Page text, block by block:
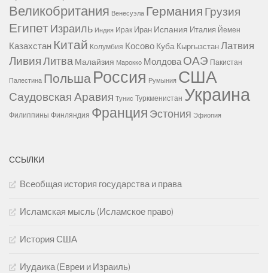
Великобритания Венесуэла Германия Грузия
ЕгипетИзраиль Индия Ирак Иран Испания Италия Йемен
Казахстан Китай Колумбия Косово Куба Кыргызстан Латвия
ЛивияЛитва Малайзия Марокко Молдова ОАЭ Пакистан
Палестина Польша Россия Румыния США
Саудовская Аравия Тунис Туркменистан Украина
Филиппины Финляндия Франция Эстония Эфиопия
ССЫЛКИ
Всеобщая история государства и права
Исламская мысль (Исламское право)
История США
Иудаика (Евреи и Израиль)